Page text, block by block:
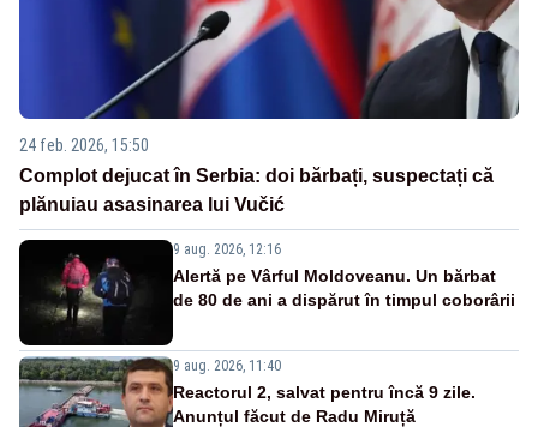
24 feb. 2026, 15:50
Complot dejucat în Serbia: doi bărbați, suspectați că
plănuiau asasinarea lui Vučić
9 aug. 2026, 12:16
Alertă pe Vârful Moldoveanu. Un bărbat
de 80 de ani a dispărut în timpul coborârii
9 aug. 2026, 11:40
Reactorul 2, salvat pentru încă 9 zile.
Anunțul făcut de Radu Miruță